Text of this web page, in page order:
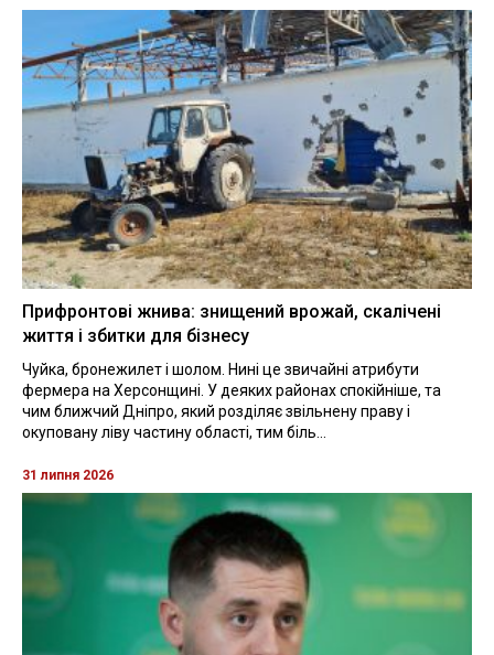
Прифронтові жнива: знищений врожай, скалічені
життя і збитки для бізнесу
Чуйка, бронежилет і шолом. Нині це звичайні атрибути
фермера на Херсонщині. У деяких районах спокійніше, та
чим ближчий Дніпро, який розділяє звільнену праву і
окуповану ліву частину області, тим біль...
31 липня 2026